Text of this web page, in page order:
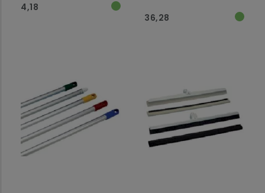
4,18
36,28